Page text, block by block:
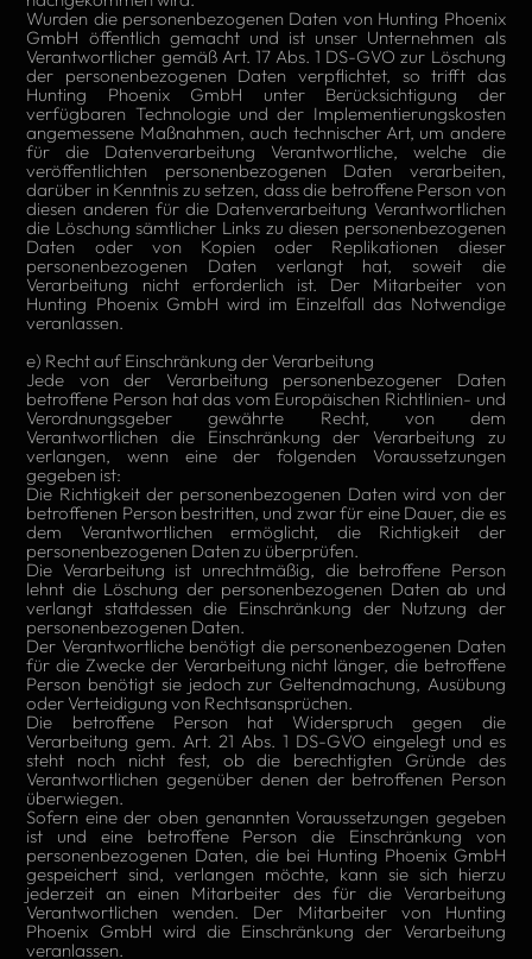
Wurden die personenbezogenen Daten von Hunting Phoenix
GmbH öffentlich gemacht und ist unser Unternehmen als
Verantwortlicher gemäß Art. 17 Abs. 1 DS-GVO zur Löschung
der personenbezogenen Daten verpflichtet, so trifft das
Hunting Phoenix GmbH unter Berücksichtigung der
verfügbaren Technologie und der Implementierungskosten
angemessene Maßnahmen, auch technischer Art, um andere
für die Datenverarbeitung Verantwortliche, welche die
veröffentlichten personenbezogenen Daten verarbeiten,
darüber in Kenntnis zu setzen, dass die betroffene Person von
diesen anderen für die Datenverarbeitung Verantwortlichen
die Löschung sämtlicher Links zu diesen personenbezogenen
Daten oder von Kopien oder Replikationen dieser
personenbezogenen Daten verlangt hat, soweit die
Verarbeitung nicht erforderlich ist. Der Mitarbeiter von
Hunting Phoenix GmbH wird im Einzelfall das Notwendige
veranlassen.
e) Recht auf Einschränkung der Verarbeitung
Jede von der Verarbeitung personenbezogener Daten
betroffene Person hat das vom Europäischen Richtlinien- und
Verordnungsgeber gewährte Recht, von dem
Verantwortlichen die Einschränkung der Verarbeitung zu
verlangen, wenn eine der folgenden Voraussetzungen
gegeben ist:
Die Richtigkeit der personenbezogenen Daten wird von der
betroffenen Person bestritten, und zwar für eine Dauer, die es
dem Verantwortlichen ermöglicht, die Richtigkeit der
personenbezogenen Daten zu überprüfen.
Die Verarbeitung ist unrechtmäßig, die betroffene Person
lehnt die Löschung der personenbezogenen Daten ab und
verlangt stattdessen die Einschränkung der Nutzung der
personenbezogenen Daten.
Der Verantwortliche benötigt die personenbezogenen Daten
für die Zwecke der Verarbeitung nicht länger, die betroffene
Person benötigt sie jedoch zur Geltendmachung, Ausübung
oder Verteidigung von Rechtsansprüchen.
Die betroffene Person hat Widerspruch gegen die
Verarbeitung gem. Art. 21 Abs. 1 DS-GVO eingelegt und es
steht noch nicht fest, ob die berechtigten Gründe des
Verantwortlichen gegenüber denen der betroffenen Person
überwiegen.
Sofern eine der oben genannten Voraussetzungen gegeben
ist und eine betroffene Person die Einschränkung von
personenbezogenen Daten, die bei Hunting Phoenix GmbH
gespeichert sind, verlangen möchte, kann sie sich hierzu
jederzeit an einen Mitarbeiter des für die Verarbeitung
Verantwortlichen wenden. Der Mitarbeiter von Hunting
Phoenix GmbH wird die Einschränkung der Verarbeitung
veranlassen.